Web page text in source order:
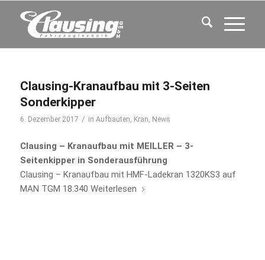
Clausing-Kranaufbau mit 3-Seiten
Sonderkipper
6. Dezember 2017 / in Aufbauten, Kran, News
Clausing – Kranaufbau mit MEILLER – 3-
Seitenkipper in Sonderausführung
Clausing – Kranaufbau mit HMF-Ladekran 1320KS3 auf
MAN TGM 18.340 Weiterlesen